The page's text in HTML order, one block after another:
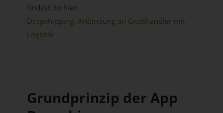
findest du hier:
Dropshipping: Anbindung an Großhändler mit
Logistik
Grundprinzip der App